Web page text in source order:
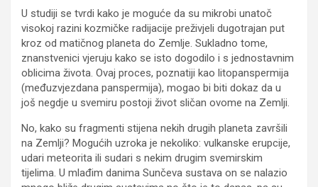
U studiji se tvrdi kako je moguće da su mikrobi unatoč
visokoj razini kozmičke radijacije preživjeli dugotrajan put
kroz od matičnog planeta do Zemlje. Sukladno tome,
znanstvenici vjeruju kako se isto dogodilo i s jednostavnim
oblicima života. Ovaj proces, poznatiji kao litopanspermija
(međuzvjezdana panspermija), mogao bi biti dokaz da u
još negdje u svemiru postoji život sličan ovome na Zemlji.
No, kako su fragmenti stijena nekih drugih planeta završili
na Zemlji? Mogućih uzroka je nekoliko: vulkanske erupcije,
udari meteorita ili sudari s nekim drugim svemirskim
tijelima. U mlađim danima Sunčeva sustava on se nalazio